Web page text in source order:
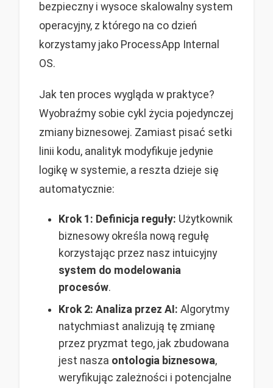
bezpieczny i wysoce skalowalny system
operacyjny, z którego na co dzień
korzystamy jako ProcessApp Internal
OS.
Jak ten proces wygląda w praktyce?
Wyobraźmy sobie cykl życia pojedynczej
zmiany biznesowej. Zamiast pisać setki
linii kodu, analityk modyfikuje jedynie
logikę w systemie, a reszta dzieje się
automatycznie:
Krok 1: Definicja reguły: Użytkownik
biznesowy określa nową regułę
korzystając przez nasz intuicyjny
system do modelowania
procesów.
Krok 2: Analiza przez AI: Algorytmy
natychmiast analizują tę zmianę
przez pryzmat tego, jak zbudowana
jest nasza ontologia biznesowa,
weryfikując zależności i potencjalne